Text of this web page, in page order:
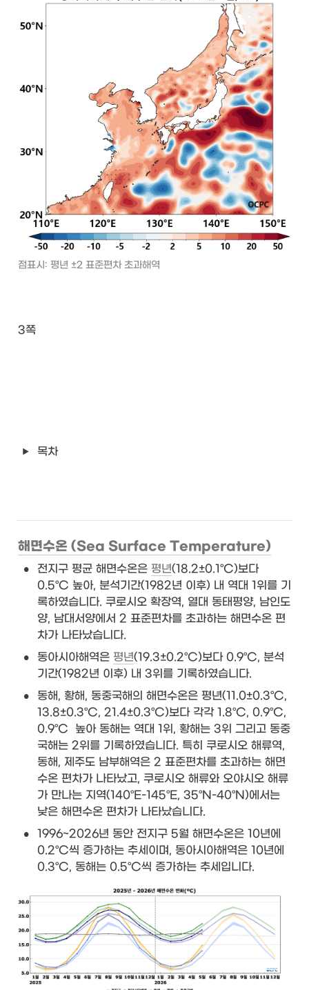
점표시: 평년 ±2 표준편차 초과해역
3쪽
목차
해면수온 (Sea Surface Temperature)
• 전지구 평균 해면수온은 평년(18.2±0.1°C)보다
0.5°C 높아, 분석기간(1982년 이후) 내 역대 1위를 기
록하였습니다. 쿠로시오 확장역, 열대 동태평양, 남인도
양, 남대서양에서 2 표준편차를 초과하는 해면수온 편
차가 나타났습니다.
• 동아시아해역은 평년(19.3±0.2°C)보다 0.9°C, 분석
기간(1982년 이후) 내 3위를 기록하였습니다.
•
동해, 황해, 동중국해의 해면수온은 평년(11.0±0.3°C,
13.8±0.3°C, 21.4±0.3°C)보다 각각 1.8°C, 0.9°C,
0.9°C  높아 동해는 역대 1위, 황해는 3위 그리고 동중
국해는 2위를 기록하였습니다. 특히 쿠로시오 해류역,
동해, 제주도 남부해역은 2 표준편차를 초과하는 해면
수온 편차가 나타났고, 쿠로시오 해류와 오야시오 해류
가 만나는 지역(140°E-145°E, 35°N-40°N)에서는
낮은 해면수온 편차가 나타났습니다.
•
1996~2026년 동안 전지구 5월 해면수온은 10년에
0.2°C씩 증가하는 추세이며, 동아시아해역은 10년에
0.3°C, 동해는 0.5°C씩 증가하는 추세입니다.